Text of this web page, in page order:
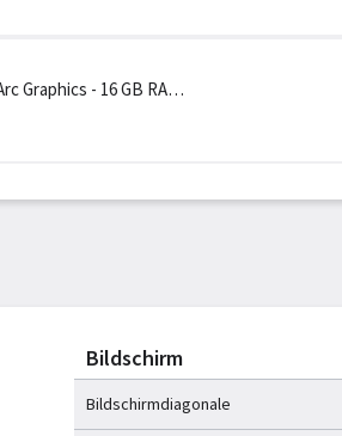
Graphics - 16 GB RAM -
Bildschirm
Bildschirmdiagonale